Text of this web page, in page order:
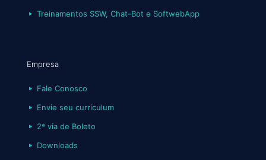
Treinamentos SSW, Chat-Bot e SoftwebApp
Empresa
Fale Conosco
Envie seu curriculum
2ª via de Boleto
Downloads